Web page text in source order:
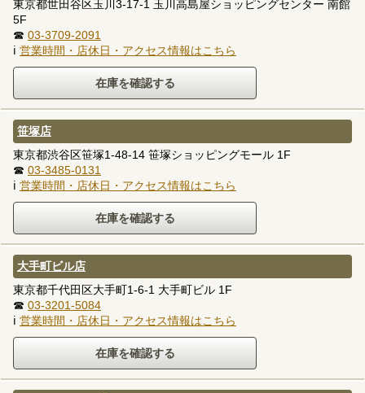
東京都世田谷区玉川3-17-1 玉川高島屋ショッピングセンター 南館
5F
☎ 03-3709-2091
ℹ 営業時間・店休日・アクセス情報はこちら
笹塚店
東京都渋谷区笹塚1-48-14 笹塚ショッピングモール 1F
☎ 03-3485-0131
ℹ 営業時間・店休日・アクセス情報はこちら
大手町ビル店
東京都千代田区大手町1-6-1 大手町ビル 1F
☎ 03-3201-5084
ℹ 営業時間・店休日・アクセス情報はこちら